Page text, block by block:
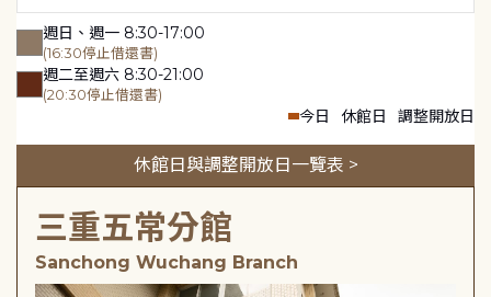
週日、週一 8:30-17:00
(16:30停止借還書)
週二至週六 8:30-21:00
(20:30停止借還書)
今日 休館日 調整開放日
休館日與調整開放日一覽表 >
三重五常分館
Sanchong Wuchang Branch